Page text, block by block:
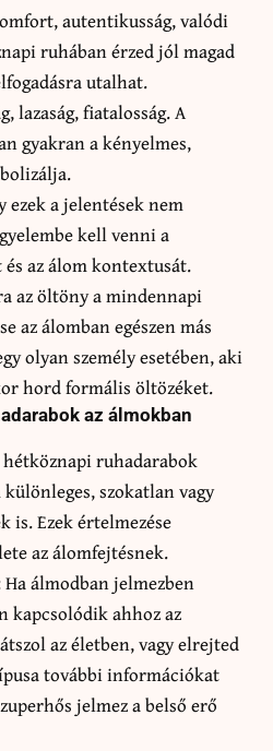
autentikusság, valódi
ruhában érzed jól magad
utalhat.
lazaság, fiatalosság. A
gyakran a kényelmes,
ezek a jelentések nem
kell venni a
és az álom kontextusát.
az öltöny a mindennapi
az álomban egészen más
olyan személy esetében, aki
hord formális öltözéket.
az álmokban
ruhadarabok
szokatlan vagy
Ezek értelmezése
az álomfejtésnek.
Ha álmodban jelmezben
kapcsolódik ahhoz az
az életben, vagy elrejted
további információkat
jelmez a belső erő